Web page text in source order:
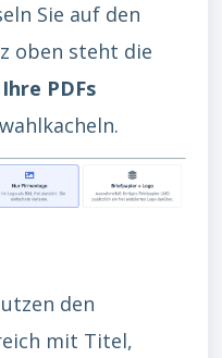
Sie auf den
oben steht die
PDFs
den
mit Titel,